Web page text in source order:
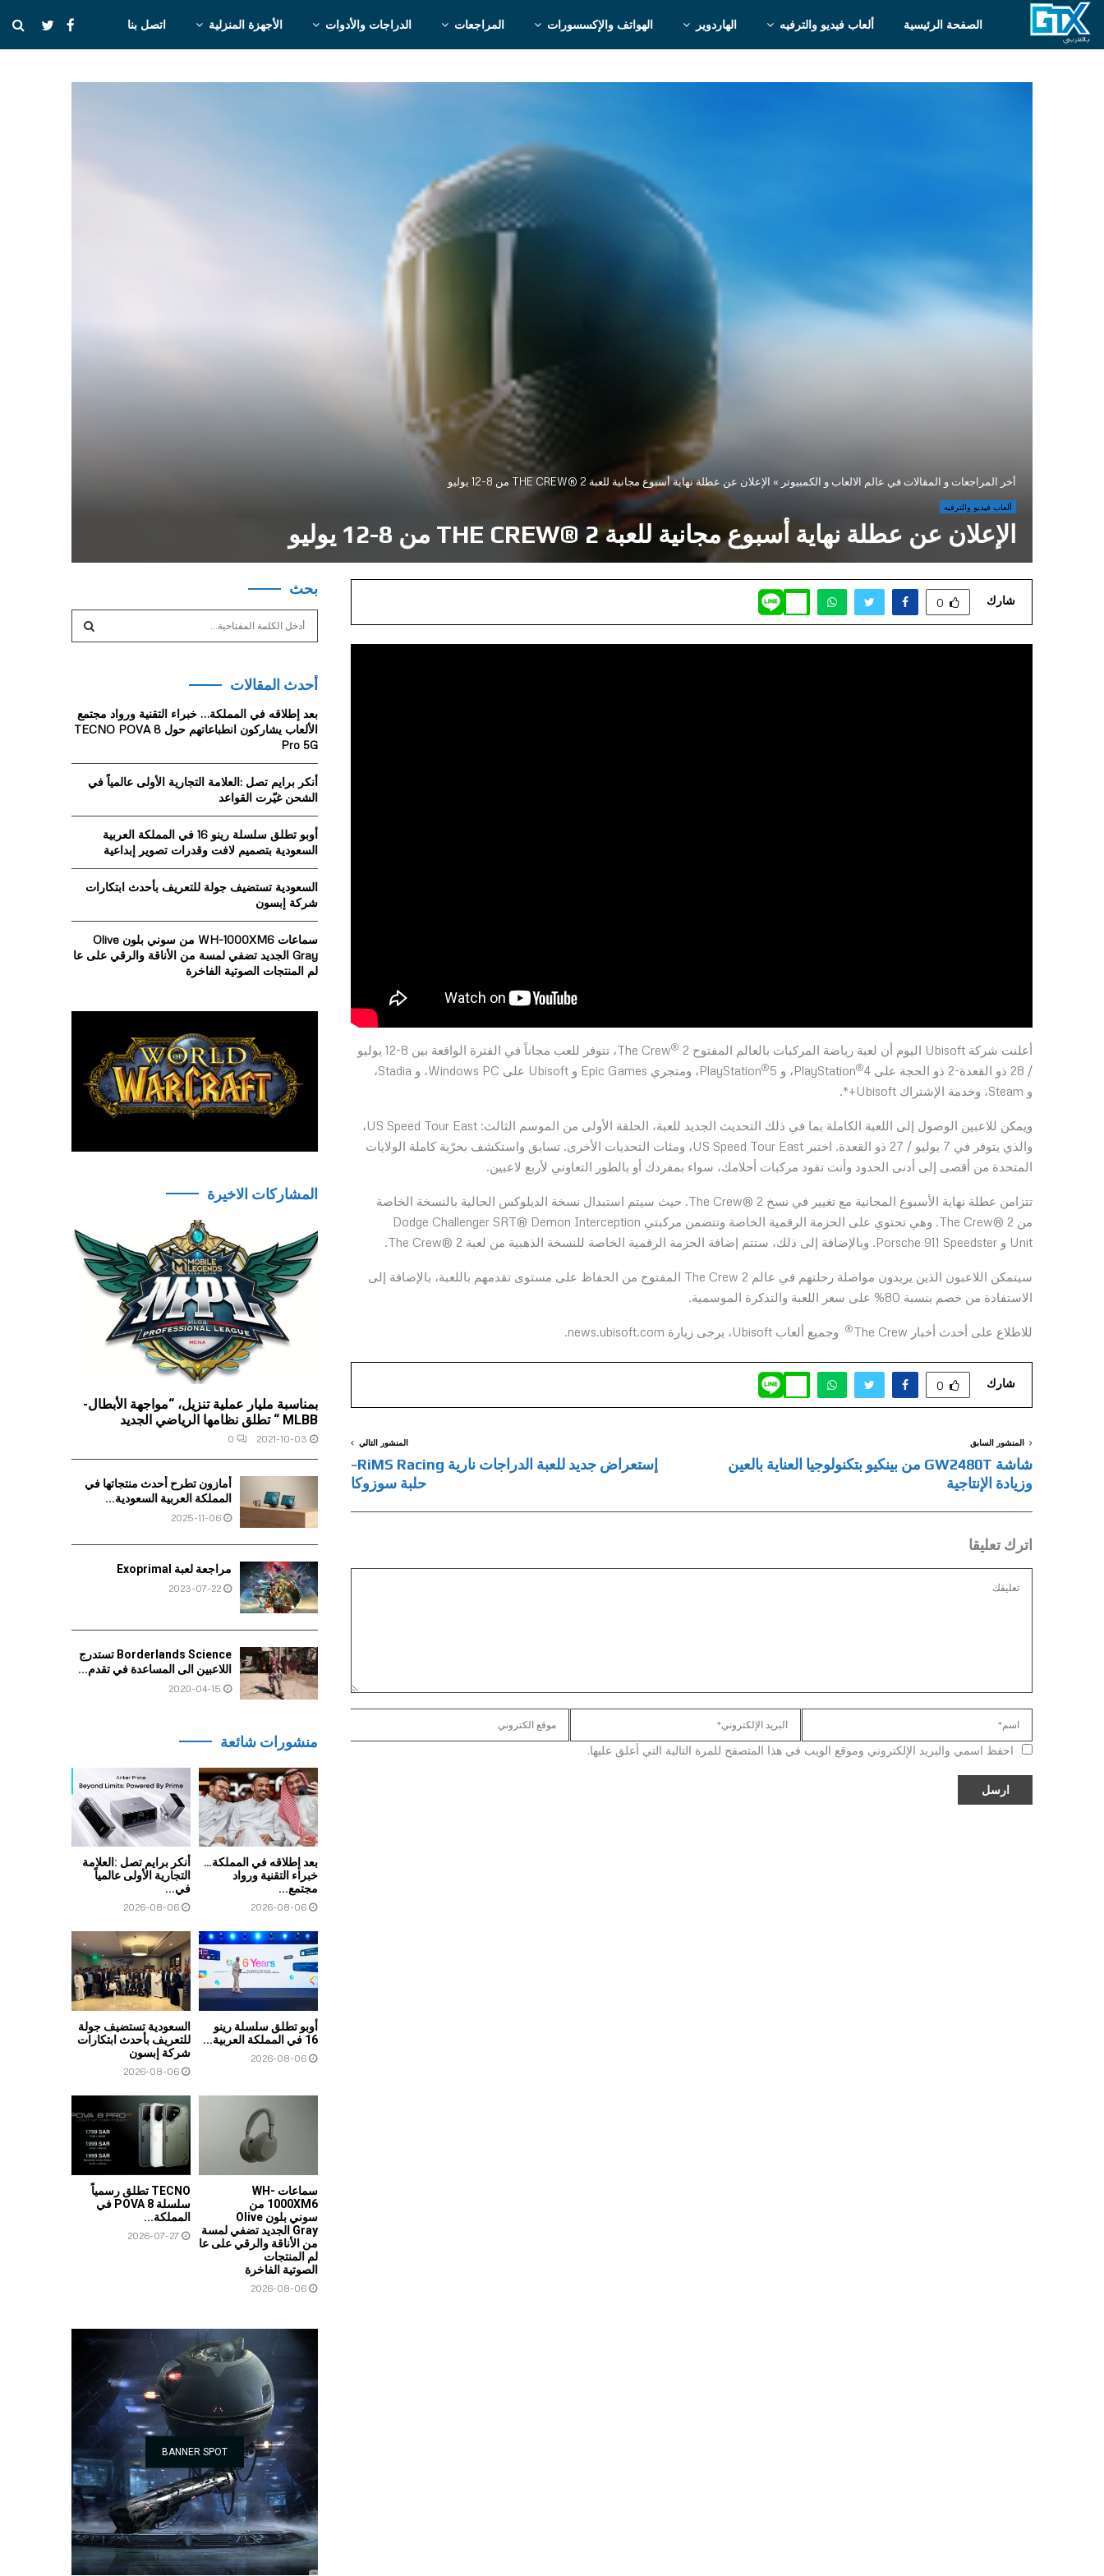
الصفحة الرئيسية ألعاب فيديو والترفيه الهاردوير الهواتف والإكسسورات المراجعات الدراجات والأدوات الأجهزة المنزلية اتصل بنا
أخر المراجعات و المقالات في عالم الالعاب و الكمبيوتر » الإعلان عن عطلة نهاية أسبوع مجانية للعبة THE CREW® 2 من 8-12 يوليو
ألعاب فيديو والترفيه
الإعلان عن عطلة نهاية أسبوع مجانية للعبة THE CREW® 2 من 8-12 يوليو
شارك 0
أعلنت شركة Ubisoft اليوم أن لعبة رياضة المركبات بالعالم المفتوح The Crew ®
2، تتوفر للعب مجاناً في الفترة الواقعة بين 8-12 يوليو
/ 28 ذو القعدة-2 ذو الحجة على PlayStation
®4، و PlayStation ®
5، ومتجري Epic Games و Ubisoft على Windows PC، و Stadia،
و Steam، وخدمة الإشتراك Ubisoft+*.
ويمكن للاعبين الوصول إلى اللعبة الكاملة بما في ذلك التحديث الجديد للعبة، الحلقة الأولى من الموسم الثالث: US Speed Tour East،
والذي يتوفر في 7 يوليو / 27 ذو القعدة. اختبر US Speed Tour East، ومئات التحديات الأخرى. تسابق واستكشف بحرّية كاملة الولايات
المتحدة من أقصى إلى أدنى الحدود وأنت تقود مركبات أحلامك، سواء بمفردك أو بالطور التعاوني لأربع لاعبين.
تتزامن عطلة نهاية الأسبوع المجانية مع تغيير في نسخ The Crew® 2. حيث سيتم استبدال نسخة الديلوكس الحالية بالنسخة الخاصة
من The Crew® 2. وهي تحتوي على الحزمة الرقمية الخاصة وتتضمن مركبتي Dodge Challenger SRT® Demon Interception
Unit و Porsche 911 Speedster. وبالإضافة إلى ذلك، ستتم إضافة الحزمة الرقمية الخاصة للنسخة الذهبية من لعبة The Crew® 2.
سيتمكن اللاعبون الذين يريدون مواصلة رحلتهم في عالم The Crew 2 المفتوح من الحفاظ على مستوى تقدمهم باللعبة، بالإضافة إلى
الاستفادة من خصم بنسبة 80% على سعر اللعبة والتذكرة الموسمية.
للاطلاع على أحدث أخبار The Crew ® وجميع ألعاب Ubisoft، يرجى زيارة news.ubisoft.com.
شارك 0
المنشور السابق
شاشة GW2480T من بينكيو بتكنولوجيا العناية بالعين
وزيادة الإنتاجية
المنشور التالي
إستعراض جديد للعبة الدراجات نارية RiMS Racing-
حلبة سوزوكا
اترك تعليقا
احفظ اسمي والبريد الإلكتروني وموقع الويب في هذا المتصفح للمرة التالية التي أعلق عليها.
بحث
c
f
o
:
A
C
أحدث المقالات
بعد إطلاقه في المملكة… خبراء التقنية ورواد مجتمع
الألعاب يشاركون انطباعاتهم حول TECNO POVA 8
Pro 5G
أنكر برايم تصل :العلامة التجارية الأولى عالمياً في
الشحن غيّرت القواعد
أوبو تطلق سلسلة رينو 16 في المملكة العربية
السعودية بتصميم لافت وقدرات تصوير إبداعية
السعودية تستضيف جولة للتعريف بأحدث ابتكارات
شركة إبسون
سماعات WH-1000XM6 من سوني بلون Olive
Gray الجديد تضفي لمسة من الأناقة والرقي على عا
لم المنتجات الصوتية الفاخرة
المشاركات الاخيرة
بمناسبة مليار عملية تنزيل، “مواجهة الأبطال-
MLBB “ تطلق نظامها الرياضي الجديد
2021-10-03
0
أمازون تطرح أحدث منتجاتها في
المملكة العربية السعودية...
2025-11-06
مراجعة لعبة Exoprimal
2023-07-22
Borderlands Science تستدرج
اللاعبين الى المساعدة في تقدم...
2020-04-15
منشورات شائعة
بعد إطلاقه في المملكة…
خبراء التقنية ورواد
مجتمع...
2026-08-06
أنكر برايم تصل :العلامة
التجارية الأولى عالمياً
في...
2026-08-06
أوبو تطلق سلسلة رينو
16 في المملكة العربية...
2026-08-06
السعودية تستضيف جولة
للتعريف بأحدث ابتكارات
شركة إبسون
2026-08-06
سماعات WH-
1000XM6 من
سوني بلون Olive
Gray الجديد تضفي لمسة
من الأناقة والرقي على عا
لم المنتجات
الصوتية الفاخرة
2026-08-06
TECNO تطلق رسمياً
سلسلة POVA 8 في
المملكة...
2026-07-27
BANNER SPOT